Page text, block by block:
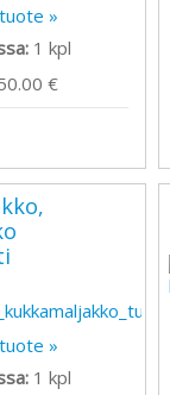
»
1 kpl
€
»
1 kpl